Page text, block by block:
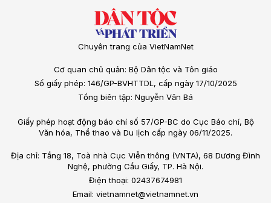
Chuyên trang của VietNamNet
Cơ quan chủ quản: Bộ Dân tộc và Tôn giáo
Số giấy phép: 146/GP-BVHTTDL, cấp ngày 17/10/2025
Tổng biên tập: Nguyễn Văn Bá
Giấy phép hoạt động báo chí số 57/GP-BC do Cục Báo chí, Bộ
Văn hóa, Thể thao và Du lịch cấp ngày 06/11/2025.
Địa chỉ: Tầng 18, Toà nhà Cục Viễn thông (VNTA), 68 Dương Đình
Nghệ, phường Cầu Giấy, TP. Hà Nội.
Điện thoại: 02437674981
Email: vietnamnet@vietnamnet.vn